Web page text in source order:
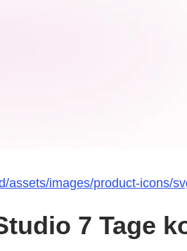
assets/images/product-icons/
7 Tage